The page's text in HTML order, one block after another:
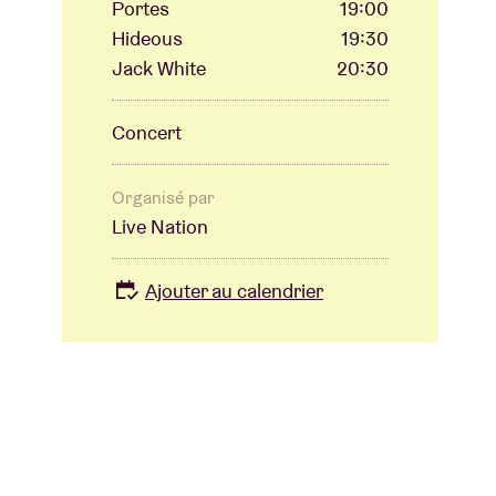
Portes
19:00
Hideous
19:30
Jack White
20:30
Concert
Organisé par
Live Nation
Ajouter au calendrier